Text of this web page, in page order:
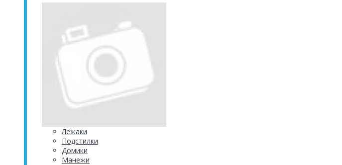
Лежаки
Подстилки
Домики
Манежи